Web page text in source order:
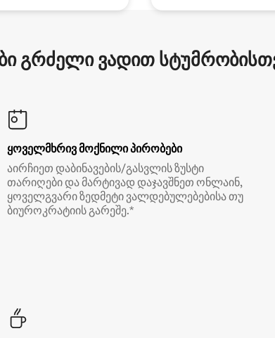
გრძელი ვადით
ყოველმხრივ მოქნილი პირობები
აირჩიეთ დაბინავების/გასვლის ზუსტი
თარიღები და მარტივად დაჯავშნეთ ონლაინ,
ყოველგვარი ზედმეტი ვალდებულებებისა თუ
ბიუროკრატიის გარეშე.*